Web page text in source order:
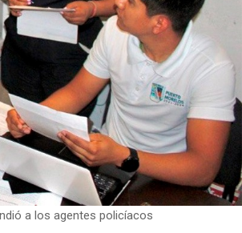
a los agentes policíacos